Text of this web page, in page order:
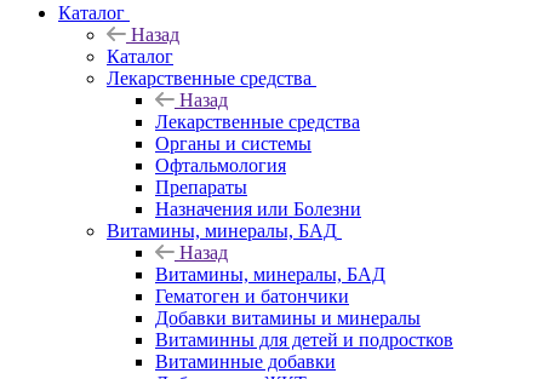
Каталог
Назад
Каталог
Лекарственные средства
Назад
Лекарственные средства
Органы и системы
Офтальмология
Препараты
Назначения или Болезни
Витамины, минералы, БАД
Назад
Витамины, минералы, БАД
Гематоген и батончики
Добавки витамины и минералы
Витаминны для детей и подростков
Витаминные добавки